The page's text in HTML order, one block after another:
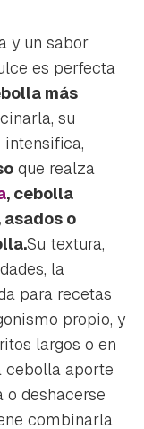
has de
CANCELAR
y un sabor
es perfecta
más
su
intensifica,
que realza
, cebolla
o
.Su textura,
la
para recetas
propio, y
largos o en
cebolla aporte
o deshacerse
combinarla
boletín.